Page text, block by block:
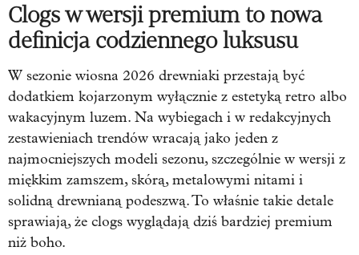
Clogs w wersji premium to nowa
definicja codziennego luksusu
W sezonie wiosna 2026 drewniaki przestają być
dodatkiem kojarzonym wyłącznie z estetyką retro albo
wakacyjnym luzem. Na wybiegach i w redakcyjnych
zestawieniach trendów wracają jako jeden z
najmocniejszych modeli sezonu, szczególnie w wersji z
miękkim zamszem, skórą, metalowymi nitami i
solidną drewnianą podeszwą. To właśnie takie detale
sprawiają, że clogs wyglądają dziś bardziej premium
niż boho.